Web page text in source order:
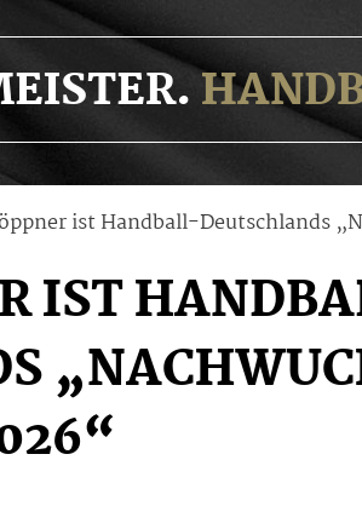
ist Handball-Deutschlands
IST